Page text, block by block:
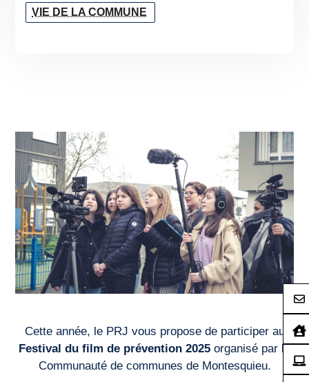
VIE DE LA COMMUNE
Cette année, le PRJ vous propose de participer au
Festival du film de prévention 2025 organisé par la
Communauté de communes de Montesquieu.